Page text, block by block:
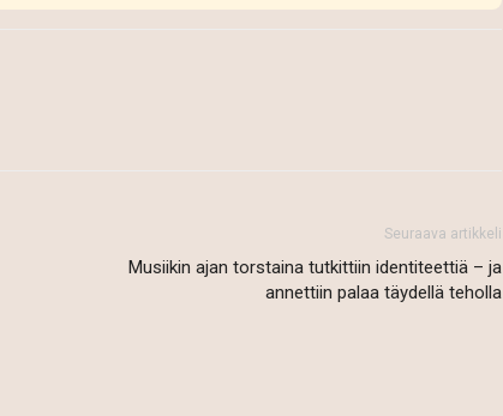
Seuraava artikkeli
Musiikin ajan torstaina tutkittiin identiteettiä – ja
annettiin palaa täydellä teholla